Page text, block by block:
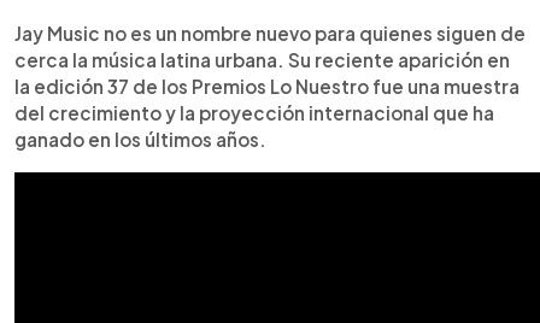
Jay Music no es un nombre nuevo para quienes siguen de
cerca la música latina urbana. Su reciente aparición en
la edición 37 de los Premios Lo Nuestro fue una muestra
del crecimiento y la proyección internacional que ha
ganado en los últimos años.